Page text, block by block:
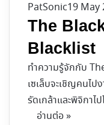
PatSonic19 May
The
Blacklist
ทำความรู้จักกับ
เซเล็บจะเชิญคนไ
รัดเกล้าและพิจิกาไ
อ่านต่อ »